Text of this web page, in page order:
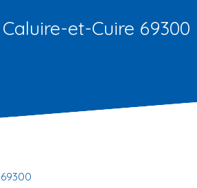
et-Cuire 69300